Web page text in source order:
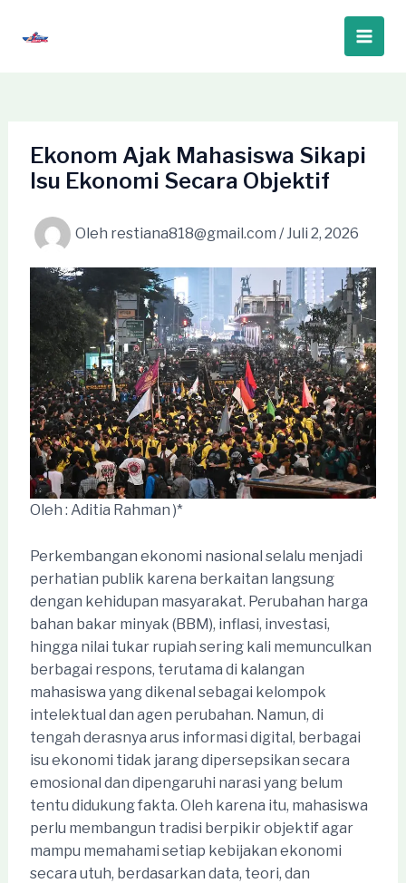
Main
Ekonom Ajak Mahasiswa Sikapi
Isu Ekonomi Secara Objektif
Oleh restiana818@gmail.com /Juli 2, 2026
Oleh : Aditia Rahman )*
Perkembangan ekonomi nasional selalu menjadi
perhatian publik karena berkaitan langsung
dengan kehidupan masyarakat. Perubahan harga
bahan bakar minyak (BBM), inflasi, investasi,
hingga nilai tukar rupiah sering kali memunculkan
berbagai respons, terutama di kalangan
mahasiswa yang dikenal sebagai kelompok
intelektual dan agen perubahan. Namun, di
tengah derasnya arus informasi digital, berbagai
isu ekonomi tidak jarang dipersepsikan secara
emosional dan dipengaruhi narasi yang belum
tentu didukung fakta. Oleh karena itu, mahasiswa
perlu membangun tradisi berpikir objektif agar
mampu memahami setiap kebijakan ekonomi
secara utuh, berdasarkan data, teori, dan